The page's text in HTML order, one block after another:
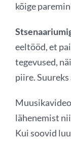
kõige
eeltööd, et
tegevused,
piire.
lähenemist
Kui soovid